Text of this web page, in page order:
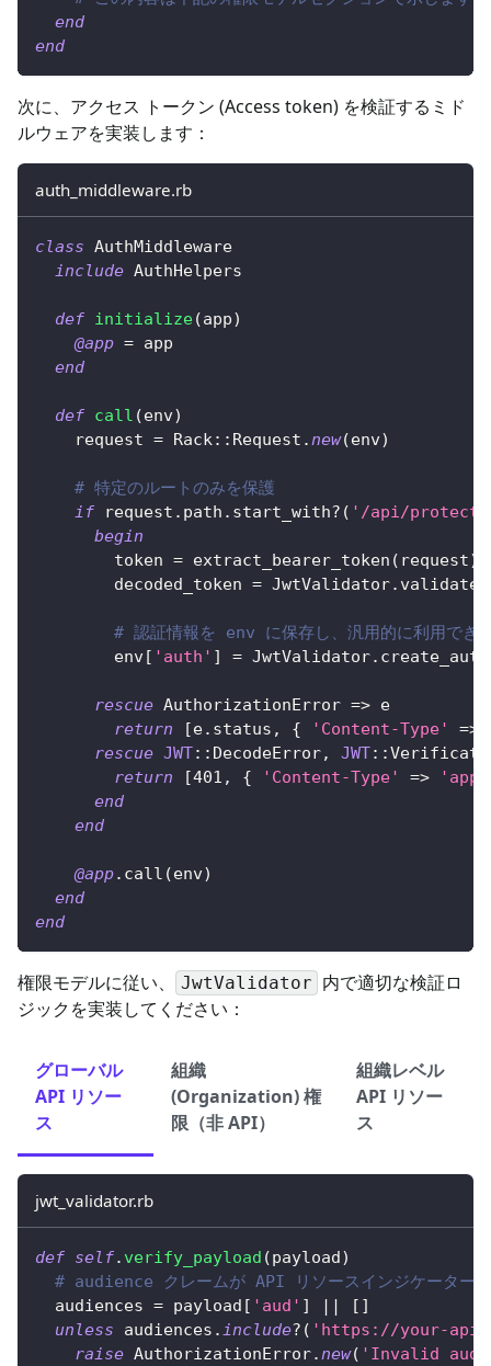
end
end
次に、アクセス トークン (Access token) を検証するミド
ルウェアを実装します：
auth_middleware.rb
class AuthMiddleware
include AuthHelpers
def initialize(app)
@app = app
end
def call (env)
    request
= Rack :: Request . new(env)
# 特定のルートのみを保護
if request . path . start_with? ( '/api/
begin
        token
= extract_bearer_token ( request)
        decoded_token
= JwtValidator.
# 認証情報を env に保存し、汎用的に利用でき
        env
[ 'auth' ] = JwtValidator.
rescue AuthorizationError => e
return
[e. status , { 'Content-Type' =>
rescue JWT:: DecodeError, JWT::
return
[401 , { 'Content-Type' =>
end
end
@app. call (env)
end
end
権限モデルに従い、 JwtValidator 内で適切な検証ロ
ジックを実装してください：
グローバル
API リソー
ス
組織
(Organization) 権
限（非 API）
組織レベル
API リソー
ス
jwt_validator.rb
def self. verify_payload (payload)
# audience クレームが API リソースインジケーターと
  audiences
= payload [ 'aud' ] || [ ]
unless audiences . include? ( 'https://your-api-
raise AuthorizationError. new( 'Invalid